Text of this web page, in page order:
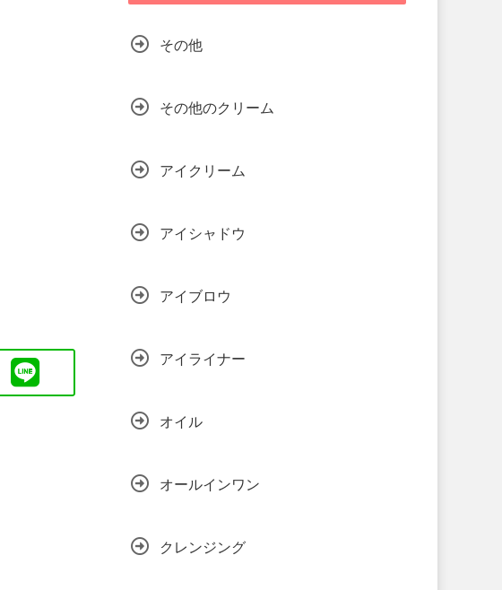
その他
その他のクリーム
アイクリーム
アイシャドウ
アイブロウ
アイライナー
オイル
オールインワン
クレンジング